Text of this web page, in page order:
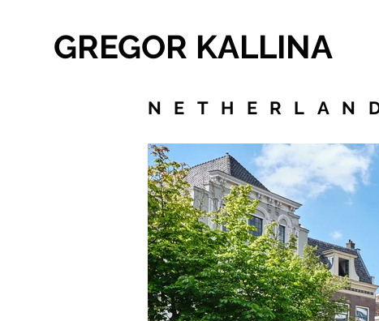
GREGOR KALLINA